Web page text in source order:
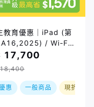
教育優惠｜iPad (第
/ Wi-Fi
/ 11 吋 / 四色｜
到貨後依訂單順序出
17,700
惠 一般商品 現折